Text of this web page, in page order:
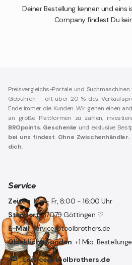
Deiner Bestellung kennen und eins
Company findest Du
Preisvergleichs-Portale und
Gebühren – oft über 20 % des
Ende immer die Kunden. Wir gehen einen
an große Plattformen zu zahlen,
BROpoints, Geschenke und exklusive
bei uns findest. Ohne
dich.
Service
Zeiten: Mo - Fr, 8:00 - 16:00 Uhr
Standort: 37079 Göttingen ♡
E-Mail: service@toolbrothers.de
Glückliche Kunden: +1 Mio.
service@toolbrothers.de